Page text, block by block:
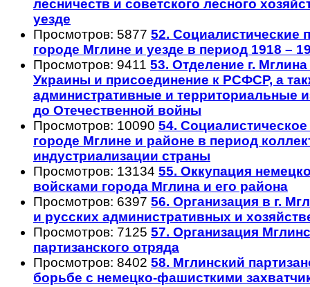
лесничеств и советского лесного
уезде
Просмотров: 5877 52. Социалистические
городе Мглине и уезде в период 1918 –
Просмотров: 9411 53. Отделение г. Мглина
Украины и присоединение к РСФСР, а
административные и территориальные
до Отечественной войны
Просмотров: 10090 54.
городе Мглине и районе в период
индустриализации страны
Просмотров: 13134 55. Оккупация
войсками города Мглина и его района
Просмотров: 6397 56. Организация в г.
и русских административных и
Просмотров: 7125 57. Организация
партизанского отряда
Просмотров: 8402 58. Мглинский
борьбе с немецко-фашисткими